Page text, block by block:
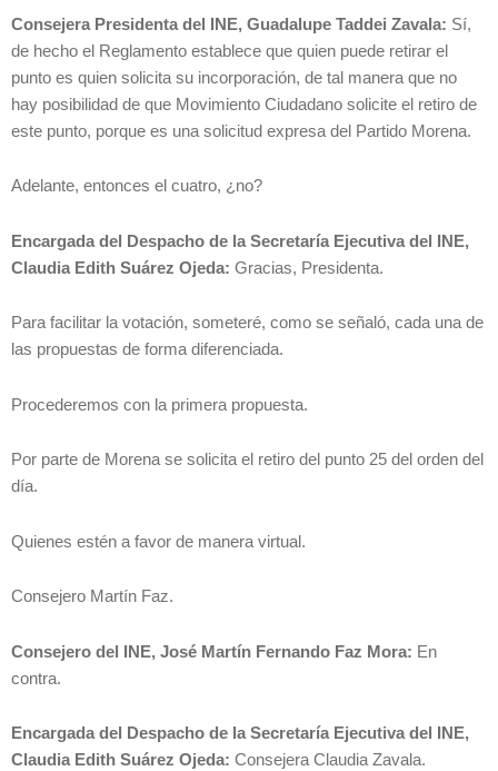
Consejera Presidenta del INE, Guadalupe Taddei Zavala: Sí,
de hecho el Reglamento establece que quien puede retirar el
punto es quien solicita su incorporación, de tal manera que no
hay posibilidad de que Movimiento Ciudadano solicite el retiro de
este punto, porque es una solicitud expresa del Partido Morena.
Adelante, entonces el cuatro, ¿no?
Encargada del Despacho de la Secretaría Ejecutiva del INE,
Claudia Edith Suárez Ojeda: Gracias, Presidenta.
Para facilitar la votación, someteré, como se señaló, cada una de
las propuestas de forma diferenciada.
Procederemos con la primera propuesta.
Por parte de Morena se solicita el retiro del punto 25 del orden del
día.
Quienes estén a favor de manera virtual.
Consejero Martín Faz.
Consejero del INE, José Martín Fernando Faz Mora: En
contra.
Encargada del Despacho de la Secretaría Ejecutiva del INE,
Claudia Edith Suárez Ojeda: Consejera Claudia Zavala.